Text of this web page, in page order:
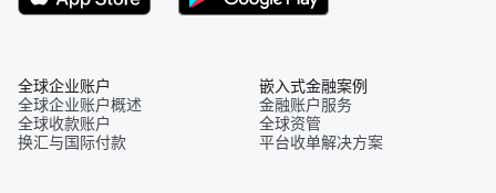
全球企业账户
全球企业账户概述
全球收款账户
换汇与国际付款
嵌入式金融案例
金融账户服务
全球资管
平台收单解决方案